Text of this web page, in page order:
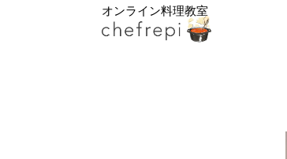
オンライン料理教室